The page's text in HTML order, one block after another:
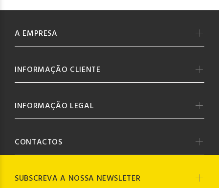
SUBSCREVA A NOSSA NEWSLETER
A EMPRESA
INFORMAÇÃO CLIENTE
INFORMAÇÃO LEGAL
CONTACTOS